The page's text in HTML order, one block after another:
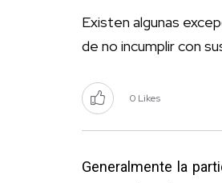
Existen algunas
de no incumplir con
0 Likes
Generalmente la